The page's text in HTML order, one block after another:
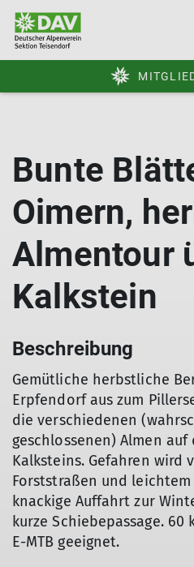
Bunte
Oimern,
Almentour
Kalkstein
Beschreibung
Gemütliche herbstliche
Erpfendorf aus zum
die verschiedenen
geschlossenen) Almen
Kalksteins. Gefahren wird
Forststraßen und leichtem
knackige Auffahrt zur
kurze Schiebepassage. 60
E-MTB geeignet.